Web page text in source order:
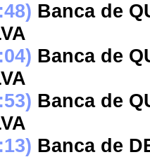
Banca de
Banca de
Banca de
Banca de